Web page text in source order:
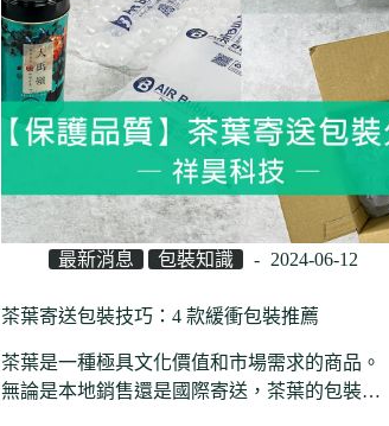
最新消息 包裝知識 2024-06-12
茶葉寄送包裝技巧：4 款緩衝包裝推薦
茶葉是一種極具文化價值和市場需求的商品。
無論是本地銷售還是國際寄送，茶葉的包裝…